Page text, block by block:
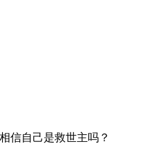
信自己是救世主吗？